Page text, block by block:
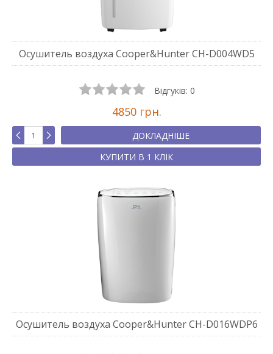
Осушитель воздуха Cooper&Hunter CH-D004WD5
Відгуків: 0
4850 грн.
ДОКЛАДНІШЕ
КУПИТИ В 1 КЛІК
Осушитель воздуха Cooper&Hunter CH-D016WDP6